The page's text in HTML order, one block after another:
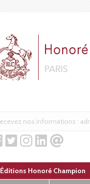
Éditions Honoré Champion